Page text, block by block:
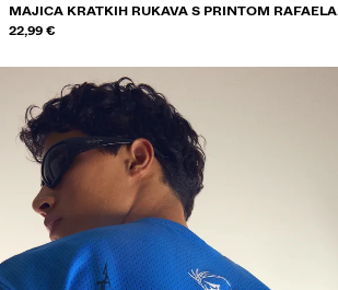
MAJICA KRATKIH RUKAVA S PRINTOM RAFAELA
MASCARO
22,99 €